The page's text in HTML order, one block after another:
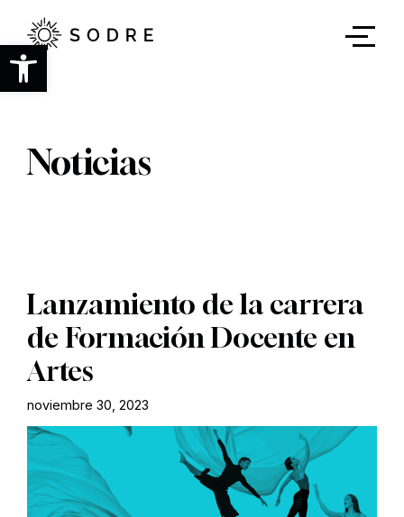
Abrir barra de herramientas
contenido
principal
Noticias
Lanzamiento de la carrera
de Formación Docente en
Artes
noviembre 30, 2023